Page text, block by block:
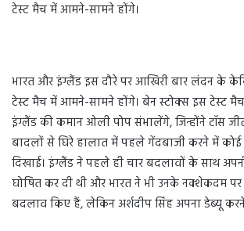
टेस्ट मैच में आमने-सामने होंगे।
भारत और इंग्लैंड इस दौरे पर आखिरी बार लंदन के
टेस्ट मैच में आमने-सामने होंगे। बेन स्टोक्स इस टेस्ट
इंग्लैंड की कमान ओली पोप संभालेंगे, जिन्होंने टॉस
बादलों से घिरे हालात में पहले गेंदबाजी करने में कोई
दिखाई। इंग्लैंड ने पहले ही चार बदलावों के साथ
घोषित कर दी थी और भारत ने भी उनके नक्शेकदम
बदलाव किए हैं, लेकिन अर्शदीप सिंह अपना डेब्यू